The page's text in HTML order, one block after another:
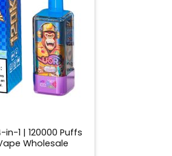
in-1 | 120000 Puffs
Wholesale